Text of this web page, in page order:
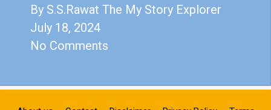
By S.S.Rawat The My Story Explorer
July 18, 2024
No Comments